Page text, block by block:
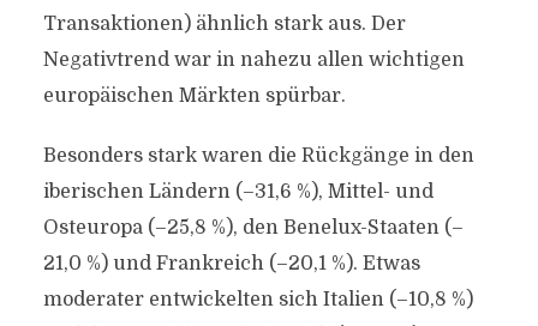
Transaktionen) ähnlich stark aus. Der
Negativtrend war in nahezu allen wichtigen
europäischen Märkten spürbar.
Besonders stark waren die Rückgänge in den
iberischen Ländern (–31,6 %), Mittel- und
Osteuropa (–25,8 %), den Benelux-Staaten (–
21,0 %) und Frankreich (–20,1 %). Etwas
moderater entwickelten sich Italien (–10,8 %)